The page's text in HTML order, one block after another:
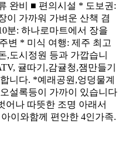
완비 ■ 편의시설 * 도보권:
이 가까워 가벼운 산책 겸
분: 하나로마트에서 장을
변 * 미식 여행: 제주 최고
,도시정원 등과 가깝습니
귤따기,감귤청,잼만들기
니다. *예래공원,엉덩물계
설록등이 가까이 있습니다
어나 따뜻한 조명 아래서
이와함께 편안한 4인가족.